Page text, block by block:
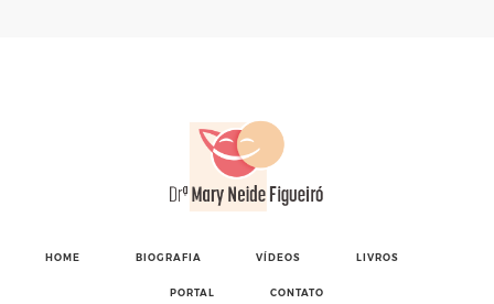
HOME BIOGRAFIA VÍDEOS LIVROS
PORTAL CONTATO